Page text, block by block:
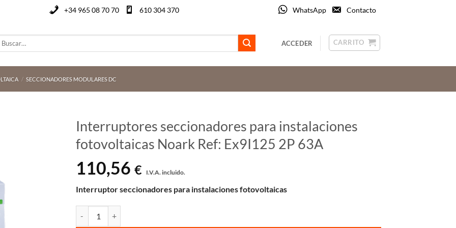
+34 965 08 70 70 610 304 370 WhatsApp Contacto
ACCEDER CARRITO
/ SECCIONADORES MODULARES DC
Interruptores seccionadores para instalaciones
fotovoltaicas Noark Ref: Ex9I125 2P 63A
110,56 € I.V.A. incluido.
Interruptor seccionadores para instalaciones fotovoltaicas